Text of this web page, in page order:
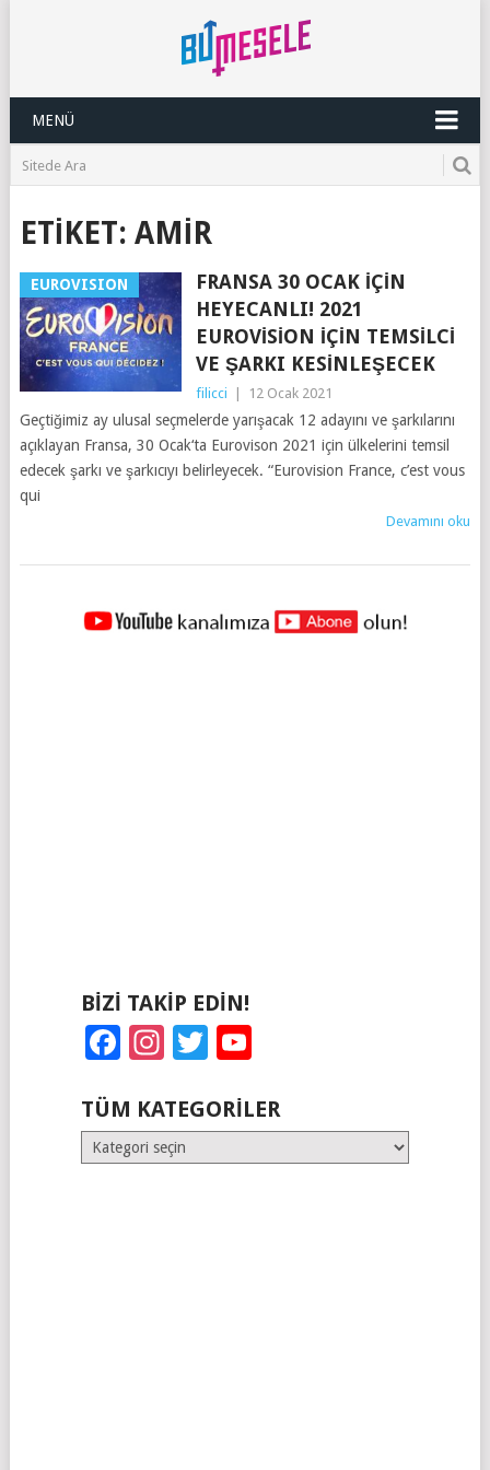
MENÜ
ETIKET: AMIR
EUROVISION
FRANSA 30 OCAK İÇIN
HEYECANLI! 2021
EUROVISION İÇIN TEMSILCI
VE ŞARKI KESINLEŞECEK
filicci 12 Ocak 2021
Geçtiğimiz ay ulusal seçmelerde yarışacak 12 adayını ve şarkılarını
açıklayan Fransa, 30 Ocak‘ta Eurovison 2021 için ülkelerini temsil
edecek şarkı ve şarkıcıyı belirleyecek. “Eurovision France, c’est vous
qui
Devamını oku
YAZILAR
BIZI TAKIP EDIN!
Facebook
Instagram
Twitter
TÜM KATEGORILER
Tüm
Kategoriler